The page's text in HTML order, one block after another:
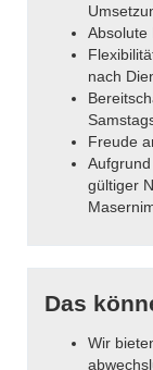
Absolute
nach
Freude
gültiger
Das
Wir